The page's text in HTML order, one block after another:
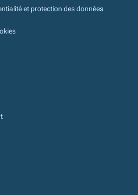
et protection des données